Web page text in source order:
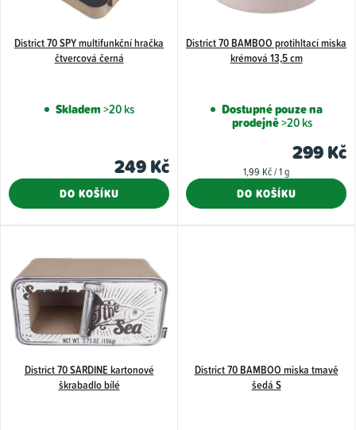
u
District 70 SPY multifunkční hračka
čtvercová černá
Skladem>20 ks
249 Kč
DO KOŠÍKU
District 70 BAMBOO protihltací miska
krémová 13,5 cm
Dostupné pouze na
prodejně>20 ks
299 Kč
Měrná
1,99 Kč / 1 g
DO KOŠÍKU
District 70 SARDINE kartonové
škrabadlo bílé
District 70 BAMBOO miska tmavě
šedá S